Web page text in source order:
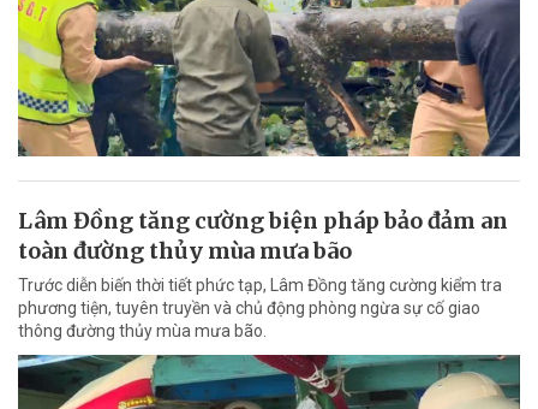
Lâm Đồng tăng cường biện pháp bảo đảm an
toàn đường thủy mùa mưa bão
Trước diễn biến thời tiết phức tạp, Lâm Đồng tăng cường kiểm tra
phương tiện, tuyên truyền và chủ động phòng ngừa sự cố giao
thông đường thủy mùa mưa bão.